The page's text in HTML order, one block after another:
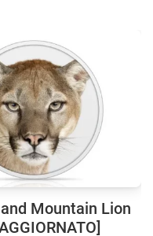
Mountain Lion